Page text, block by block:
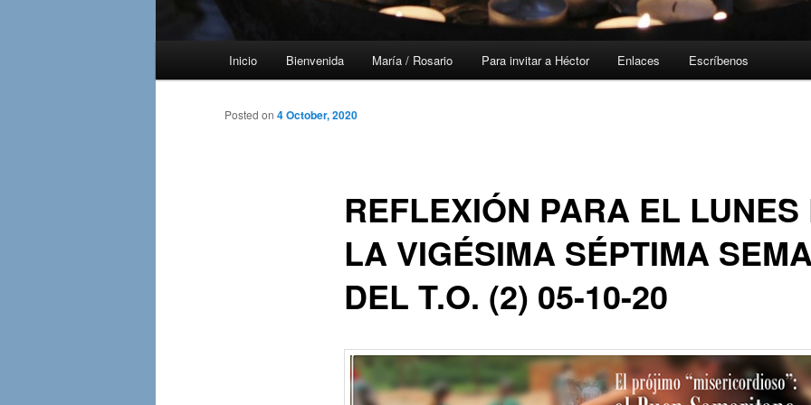
Inicio Bienvenida María / Rosario Para invitar a Héctor Enlaces Escríbenos
REFLEXIÓN PARA EL LUNES
LA VIGÉSIMA SÉPTIMA
DEL T.O. (2) 05-10-20
Posted on 4 October, 2020